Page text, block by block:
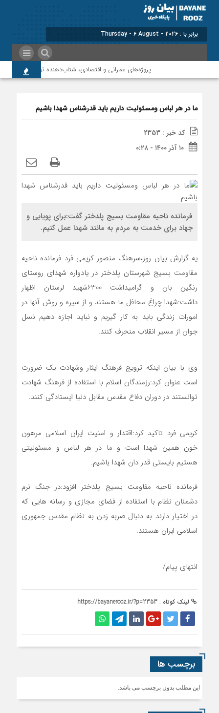
برابر با : Thursday - 6 August - 2026
پروژه‌های عمرانی و اقتصادی، شتاب‌دهنده توسعه پلدختر
ما در هر لباس ومسئولیت داریم باید قدرشناس شهدا باشیم
کد خبر : 2353
۱۰ آذر ۱۴۰۰ - ۰:۲۸
فرمانده ناحیه مقاومت بسیج پلدختر گفت:برای پویایی و
جهاد برای خدمت به مردم به مانند شهدا عمل کنیم.
یه گزارش بیان روز،سرهنگ منصور کریمی فرد فرمانده ناحیه
مقاومت بسیج شهرستان پلدختر در یادواره شهدای روستای
رنگین بان و گرامیداشت 6300شهید لرستان اظهار
داشت:شهدا چراغ محافل ما هستند و از سیره و روش آنها در
امورات زندگی باید به کار گیریم و نباید اجازه دهیم نسل
جوان از مسیر انقلاب منحرف کنند.
وی با بیان اینکه ترویج فرهنگ ایثار وشهادت یک ضرورت
است عنوان کرد:رزمندگان اسلام با استفاده از فرهنگ شهادت
توانستند در دوران دفاع مقدس مقابل دنیا ایستادگی کنند.
کریمی فرد تاکید کرد:اقتدار و امنیت ایران اسلامی مرهون
خون همین شهدا است و ما در هر لباس و مسئولیتی
هستیم بایستی قدر دان شهدا باشیم.
فرمانده ناحیه مقاومت بسیج پلدختر افزود:در جنگ نرم
دشمنان نظام با استفاده از فضای مجازی و رسانه هایی که
در اختیار دارند به دنبال ضربه زدن به نظام مقدس جمهوری
اسلامی ایران هستند.
انتهای پیام/
لینک کوتاه : https://bayanerooz.ir/?p=2353
برچسب ها
این مطلب بدون برچسب می باشد.